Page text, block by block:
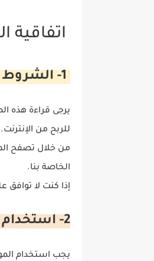
اتفاقية
يرجى قراءة هذه
للربح من الإنترنت.
من خلال تصفح
الخاصة بنا.
إذا كنت لا
2- استخدام الموقع
يجب استخدام